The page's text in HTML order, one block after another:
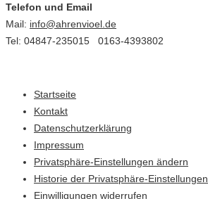
Telefon und Email
Mail: info@ahrenvioel.de
Tel: 04847-235015 0163-4393802
Startseite
Kontakt
Datenschutzerklärung
Impressum
Privatsphäre-Einstellungen ändern
Historie der Privatsphäre-Einstellungen
Einwilligungen widerrufen